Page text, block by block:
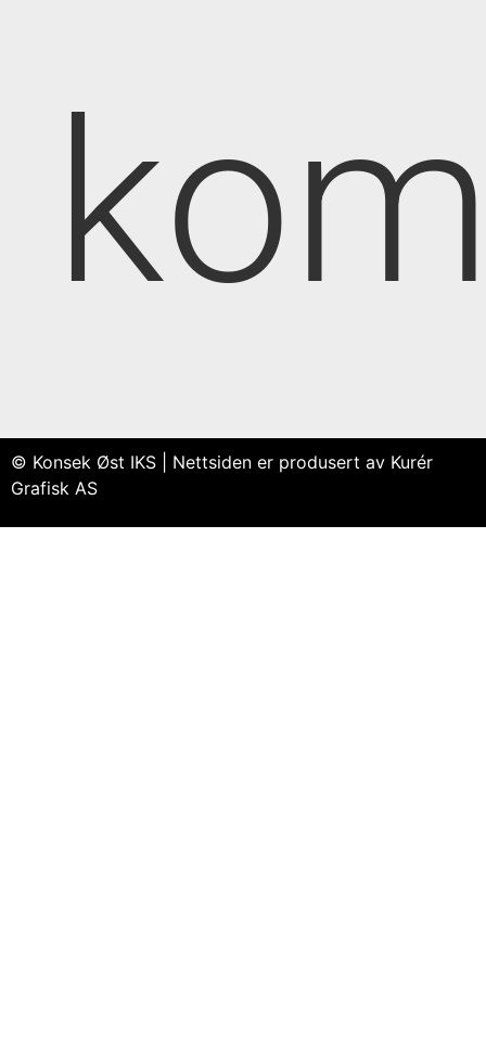
© Konsek Øst IKS | Nettsiden er produsert av Kurér
Grafisk AS